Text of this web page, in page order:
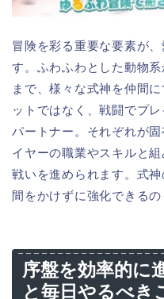
冒険を彩る重要な要素が
す。ふわふわとした動物
まで、様々な式神を仲間
ットではなく、戦闘でプ
パートナー。それぞれが
イヤーの職業やスキルと
戦いを進められます。式
間をかけずに強化できるの
序盤を効率的に
と毎日やるべき